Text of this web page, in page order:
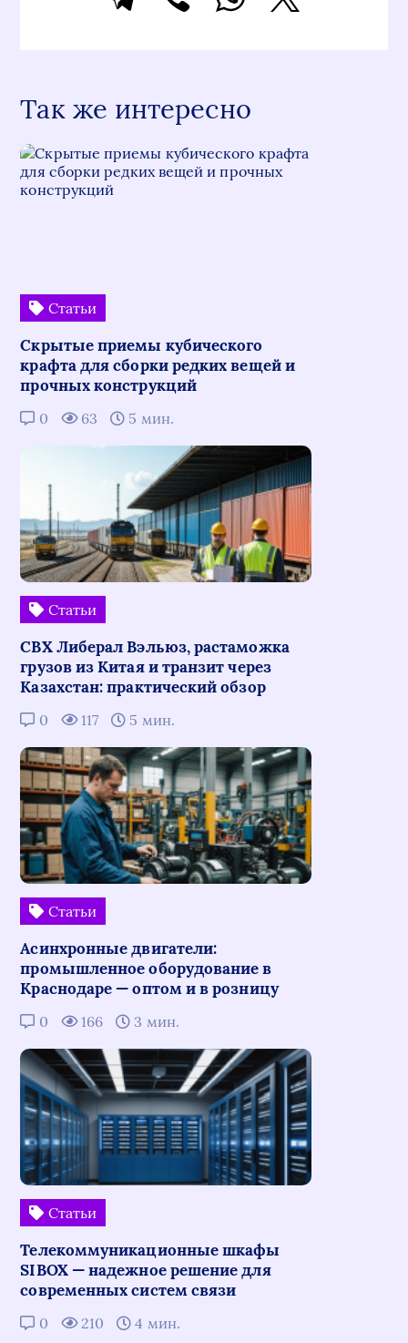
Так же интересно
Статьи
Скрытые приемы кубического
крафта для сборки редких вещей и
прочных конструкций
0 63 5 мин.
Статьи
СВХ Либерал Вэльюз, растаможка
грузов из Китая и транзит через
Казахстан: практический обзор
0 117 5 мин.
Статьи
Асинхронные двигатели:
промышленное оборудование в
Краснодаре — оптом и в розницу
0 166 3 мин.
Статьи
Телекоммуникационные шкафы
SIBOX — надежное решение для
современных систем связи
0 210 4 мин.